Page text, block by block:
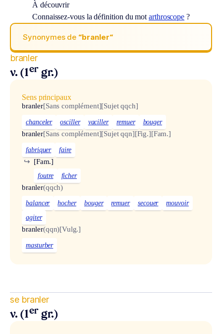
À découvrir
Connaissez-vous la définition du motarthroscope ?
Synonymes de “branler“
branler
v. (1er gr.)
Sens principaux
branler[Sans complément][Sujet qqch]
chanceler osciller vaciller remuer bouger
branler[Sans complément][Sujet qqn][Fig.][Fam.]
fabriquer faire
[Fam.]
↪
foutre ficher
branler(qqch)
balancer hocher bouger remuer secouer
mouvoir
agiter
branler(qqn)[Vulg.]
masturber
se branler
v. (1er gr.)